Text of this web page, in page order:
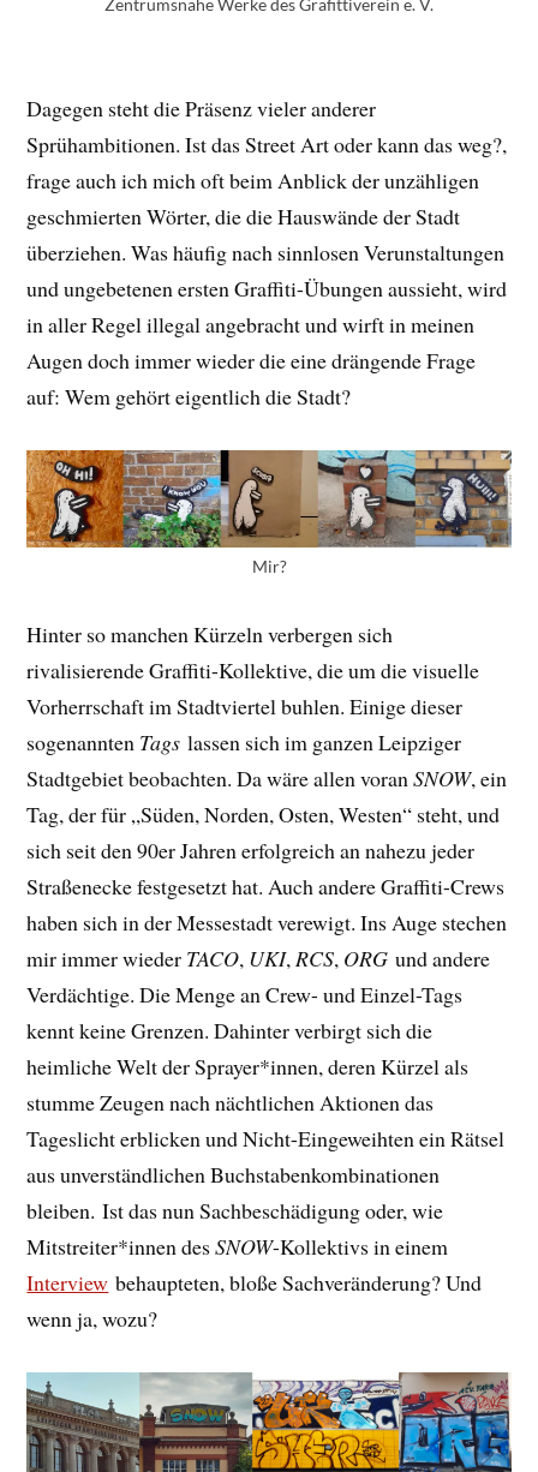
Zentrumsnahe Werke des Grafittiverein e. V.
Dagegen steht die Präsenz vieler anderer
Sprühambitionen. Ist das Street Art oder kann das weg?,
frage auch ich mich oft beim Anblick der unzähligen
geschmierten Wörter, die die Hauswände der Stadt
überziehen. Was häufig nach sinnlosen Verunstaltungen
und ungebetenen ersten Graffiti-Übungen aussieht, wird
in aller Regel illegal angebracht und wirft in meinen
Augen doch immer wieder die eine drängende Frage
auf: Wem gehört eigentlich die Stadt?
Mir?
Hinter so manchen Kürzeln verbergen sich
rivalisierende Graffiti-Kollektive, die um die visuelle
Vorherrschaft im Stadtviertel buhlen. Einige dieser
sogenannten Tags lassen sich im ganzen Leipziger
Stadtgebiet beobachten. Da wäre allen voranSNOW, ein
Tag, der für „Süden, Norden, Osten, Westen“ steht, und
sich seit den 90er Jahren erfolgreich an nahezu jeder
Straßenecke festgesetzt hat. Auch andere Graffiti-Crews
haben sich in der Messestadt verewigt. Ins Auge stechen
mir immer wieder TACO, UKI,RCS, ORG und andere
Verdächtige. Die Menge an Crew- und Einzel-Tags
kennt keine Grenzen. Dahinter verbirgt sich die
heimliche Welt der Sprayer*innen, deren Kürzel als
stumme Zeugen nach nächtlichen Aktionen das
Tageslicht erblicken und Nicht-Eingeweihten ein Rätsel
aus unverständlichen Buchstabenkombinationen
bleiben. Ist das nun Sachbeschädigung oder, wie
Mitstreiter*innen desSNOW-Kollektivs in einem
Interview behaupteten, bloße Sachveränderung? Und
wenn ja, wozu?